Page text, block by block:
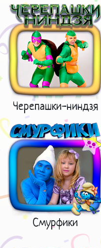
Черепашки-ниндзя
Смурфики